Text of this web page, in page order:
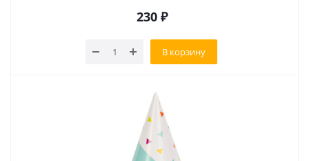
230 ₽
В корзину